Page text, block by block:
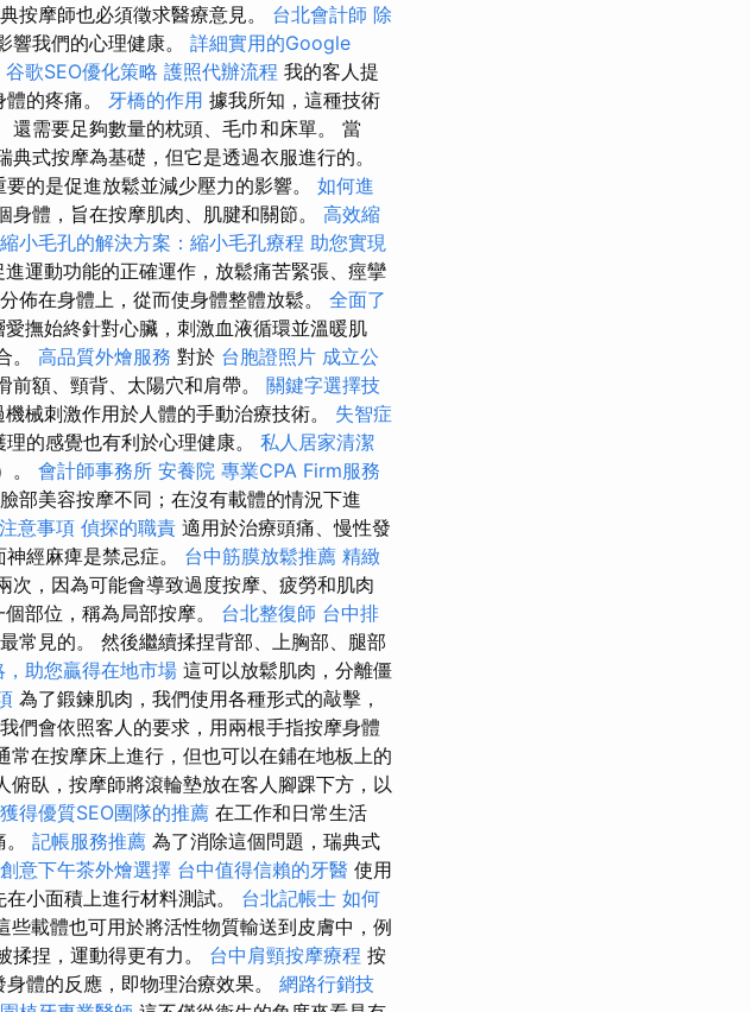
按摩師也必須徵求醫療意見。 台北會計師 除
響我們的心理健康。 詳細實用的Google
谷歌SEO優化策略 護照代辦流程 我的客人提
的疼痛。 牙橋的作用 據我所知，這種技術
還需要足夠數量的枕頭、毛巾和床單。 當
式按摩為基礎，但它是透過衣服進行的。
的是促進放鬆並減少壓力的影響。 如何進
體，旨在按摩肌肉、肌腱和關節。 高效縮
小毛孔的解決方案：縮小毛孔療程 助您實現
進運動功能的正確運作，放鬆痛苦緊張、痙攣
佈在身體上，從而使身體整體放鬆。 全面了
愛撫始終針對心臟，刺激血液循環並溫暖肌
。 高品質外燴服務 對於 台胞證照片 成立公
前額、頸背、太陽穴和肩帶。 關鍵字選擇技
械刺激作用於人體的手動治療技術。 失智症
的感覺也有利於心理健康。 私人居家清潔
。 會計師事務所 安養院 專業CPA Firm服務
部美容按摩不同；在沒有載體的情況下進
意事項 偵探的職責 適用於治療頭痛、慢性發
經麻痺是禁忌症。 台中筋膜放鬆推薦 精緻
，因為可能會導致過度按摩、疲勞和肌肉
部位，稱為局部按摩。 台北整復師 台中排
常見的。 然後繼續揉捏背部、上胸部、腿部
，助您贏得在地市場 這可以放鬆肌肉，分離僵
為了鍛鍊肌肉，我們使用各種形式的敲擊，
們會依照客人的要求，用兩根手指按摩身體
常在按摩床上進行，但也可以在鋪在地板上的
俯臥，按摩師將滾輪墊放在客人腳踝下方，以
獲得優質SEO團隊的推薦 在工作和日常生活
記帳服務推薦 為了消除這個問題，瑞典式
創意下午茶外燴選擇 台中值得信賴的牙醫 使用
小面積上進行材料測試。 台北記帳士 如何
些載體也可用於將活性物質輸送到皮膚中，例
揉捏，運動得更有力。 台中肩頸按摩療程 按
體的反應，即物理治療效果。 網路行銷技